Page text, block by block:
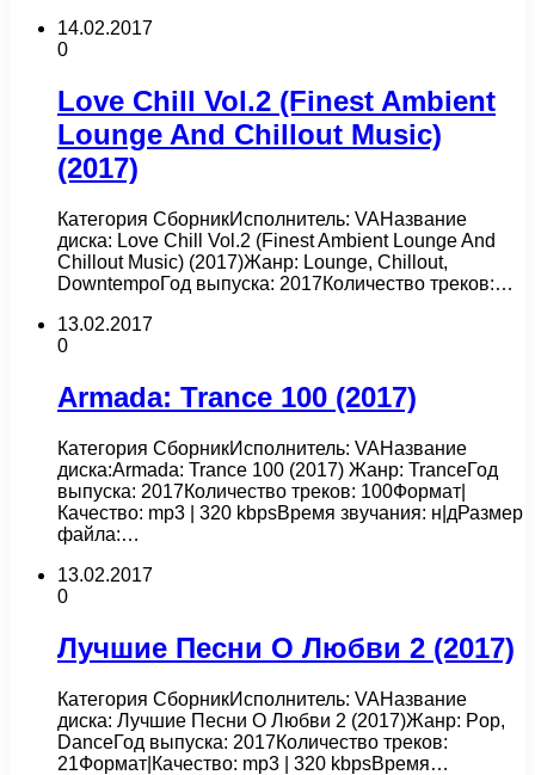
14.02.2017
0
Love Chill Vol.2 (Finest Ambient
Lounge And Chillout Music)
(2017)
Категория СборникИсполнитель: VAНазвание
диска: Love Chill Vol.2 (Finest Ambient Lounge And
Chillout Music) (2017)Жанр: Lounge, Chillout,
DowntempoГод выпуска: 2017Количество треков:…
13.02.2017
0
Armada: Trance 100 (2017)
Категория СборникИсполнитель: VAНазвание
диска:Armada: Trance 100 (2017) Жанр: TranceГод
выпуска: 2017Количество треков: 100Формат|
Качество: mp3 | 320 kbpsВремя звучания: н|дРазмер
файла:…
13.02.2017
0
Лучшие Песни О Любви 2 (2017)
Категория СборникИсполнитель: VAНазвание
диска: Лучшие Песни О Любви 2 (2017)Жанр: Pop,
DanceГод выпуска: 2017Количество треков:
21Формат|Качество: mp3 | 320 kbpsВремя…